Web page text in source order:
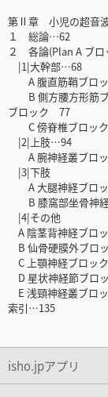
第Ⅱ章 小児の超音
１ 総論…62
２ 各論(Plan A ブロ
|1|大幹部…68
A 腹直筋鞘ブロ
B 側方腰方形筋ブ
ブロック 77
C 傍脊椎ブロッ
|2|上肢…94
A 腕神経叢ブロ
|3|下肢
A 大腿神経ブロ
B 膝窩部坐骨神経
|4|その他
A 陰茎背神経ブロ
B 仙骨硬膜外ブロ
C 上顎神経ブロッ
D 星状神経節ブロ
E 浅頸神経叢ブロ
索引…135
isho.jpアプリ